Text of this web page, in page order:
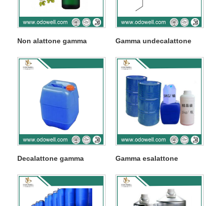
Non alattone gamma Gamma undecalattone
Decalattone gamma Gamma esalattone